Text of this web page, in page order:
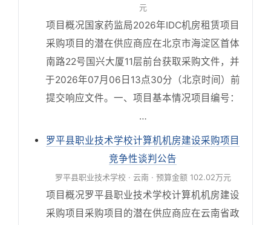
元
项目概况国家药监局2026年IDC机房租赁项目
采购项目的潜在供应商应在北京市海淀区首体
南路22号国兴大厦11层前台获取采购文件，并
于2026年07月06日13点30分（北京时间）前
提交响应文件。一、项目基本情况项目编号：
…
罗平县职业技术学校计算机机房建设采购项目
竞争性谈判公告
罗平县职业技术学校 · 云南 · 预算金额 102.02万元
项目概况罗平县职业技术学校计算机机房建设
采购项目采购项目的潜在供应商应在云南省政